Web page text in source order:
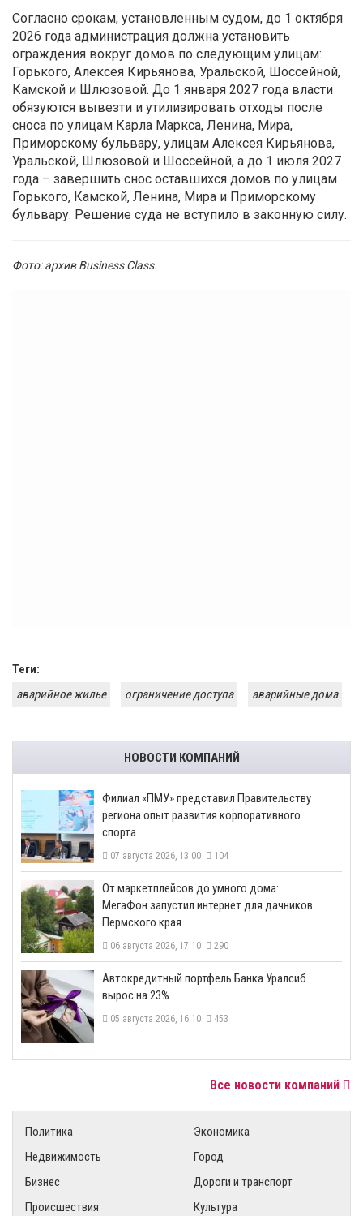
Согласно срокам, установленным судом, до 1 октября
2026 года администрация должна установить
ограждения вокруг домов по следующим улицам:
Горького, Алексея Кирьянова, Уральской, Шоссейной,
Камской и Шлюзовой. До 1 января 2027 года власти
обязуются вывезти и утилизировать отходы после
сноса по улицам Карла Маркса, Ленина, Мира,
Приморскому бульвару, улицам Алексея Кирьянова,
Уральской, Шлюзовой и Шоссейной, а до 1 июля 2027
года – завершить снос оставшихся домов по улицам
Горького, Камской, Ленина, Мира и Приморскому
бульвару. Решение суда не вступило в законную силу.
Фото: архив Business Class.
Теги:
аварийное жилье
ограничение доступа аварийные дома
НОВОСТИ КОМПАНИЙ
​Филиал «ПМУ» представил Правительству
региона опыт развития корпоративного
спорта
07 августа 2026, 13:00 104
От маркетплейсов до умного дома:
МегаФон запустил интернет для дачников
Пермского края
06 августа 2026, 17:10 290
​Автокредитный портфель Банка Уралсиб
вырос на 23%
05 августа 2026, 16:10 453
Все новости компаний
Политика
Экономика
Недвижимость
Город
Бизнес
Дороги и транспорт
Происшествия
Культура